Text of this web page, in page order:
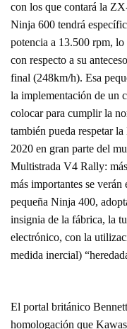
con los que contará la
Ninja 600 tendrá
potencia a 13.500 rpm,
con respecto a su
final (248km/h). Esa
la implementación de un
colocar para cumplir la
también pueda respetar
2020 en gran parte del
Multistrada V4 Rally:
más importantes se verán
pequeña Ninja 400,
insignia de la fábrica, la
electrónico, con la
medida inercial)
El portal británico
homologación que